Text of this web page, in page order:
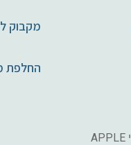
מקבוק
החלפת